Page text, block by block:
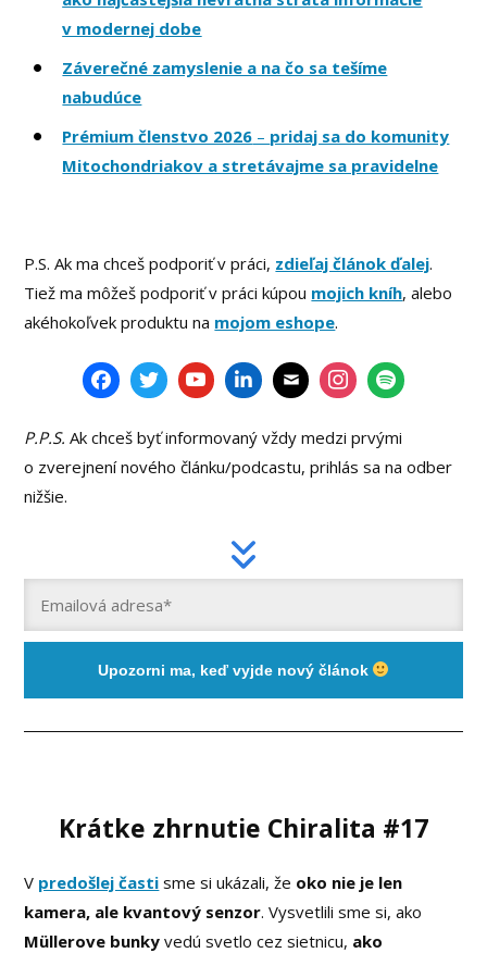
v modernej dobe
Záverečné zamyslenie a na čo sa tešíme
nabudúce
Prémium členstvo 2026 – pridaj sa do komunity
Mitochondriakov a stretávajme sa pravidelne
P.S. Ak ma chceš podporiť v práci, zdieľaj článok ďalej.
Tiež ma môžeš podporiť v práci kúpou mojich kníh, alebo
akéhokoľvek produktu na mojom eshope.
P.P.S.Ak chceš byť informovaný vždy medzi prvými
o zverejnení nového článku/podcastu, prihlás sa na odber
nižšie.
Upozorni ma, keď vyjde nový článok
Krátke zhrnutie Chiralita #17
V predošlej časti sme si ukázali, že oko nie je len
kamera, ale kvantový senzor. Vysvetlili sme si, ako
Müllerove bunky vedú svetlo cez sietnicu, ako